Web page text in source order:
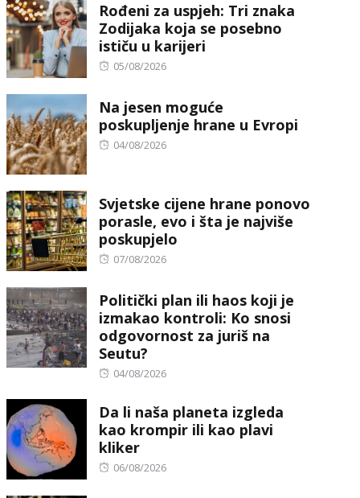
Rođeni za uspjeh: Tri znaka
Zodijaka koja se posebno
ističu u karijeri
Posted
05/08/2026
Na jesen moguće
poskupljenje hrane u Evropi
Posted
04/08/2026
Svjetske cijene hrane ponovo
porasle, evo i šta je najviše
poskupjelo
Posted
07/08/2026
Politički plan ili haos koji je
izmakao kontroli: Ko snosi
odgovornost za juriš na
Seutu?
Posted
04/08/2026
Da li naša planeta izgleda
kao krompir ili kao plavi
kliker
Posted
06/08/2026